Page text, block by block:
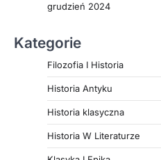
grudzień 2024
Kategorie
Filozofia I Historia
Historia Antyku
Historia klasyczna
Historia W Literaturze